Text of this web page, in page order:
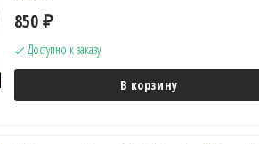
850 ₽
Доступно к заказу
В корзину